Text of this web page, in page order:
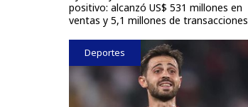
positivo: alcanzó US$ 531 millones en
ventas y 5,1 millones de transacciones
Deportes